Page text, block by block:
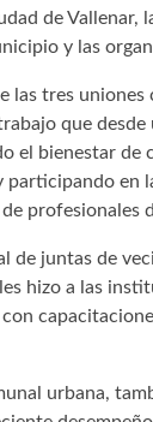
de Vallenar,
y las
las tres
que
el bienestar de
en
profesionales
de juntas de
hizo a las
urbana,